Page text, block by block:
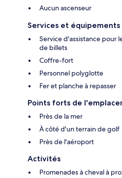
Aucun ascenseur
Services et équipements
Service d'assistance pour
de billets
Coffre-fort
Personnel polyglotte
Fer et planche à repasser
Points forts de
Près de la mer
À côté d'un terrain de golf
Près de l'aéroport
Activités
Promenades à cheval à